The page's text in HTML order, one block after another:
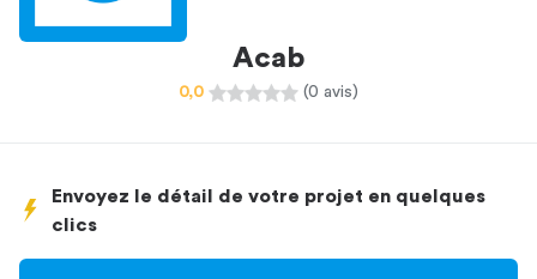
Acab
0,0 (0 avis)
Envoyez le détail de votre projet en quelques
clics